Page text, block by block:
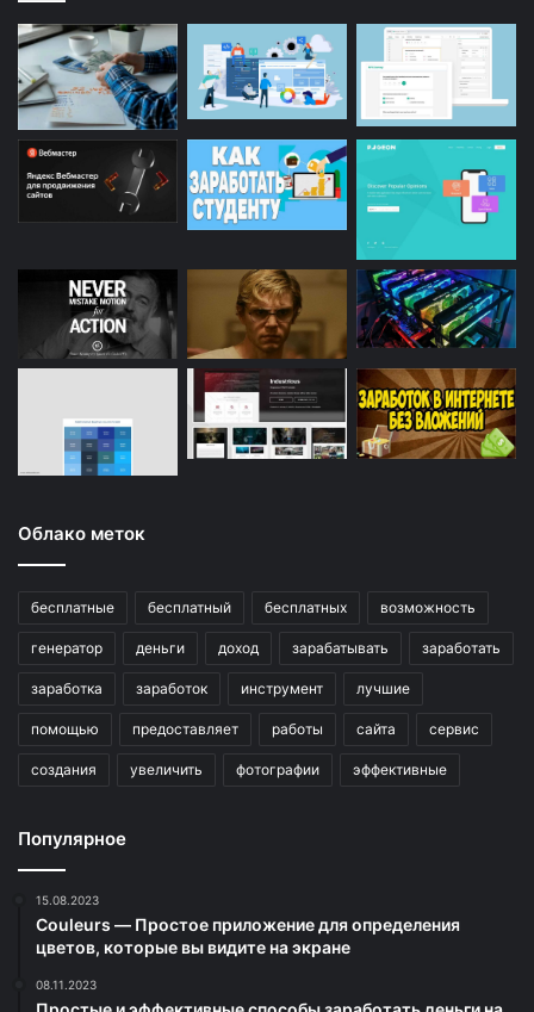
Облако меток
бесплатные бесплатный бесплатных возможность
генератор деньги доход зарабатывать заработать
заработка заработок инструмент лучшие
помощью предоставляет работы сайта сервис
создания увеличить фотографии эффективные
Популярное
15.08.2023
Couleurs — Простое приложение для определения
цветов, которые вы видите на экране
08.11.2023